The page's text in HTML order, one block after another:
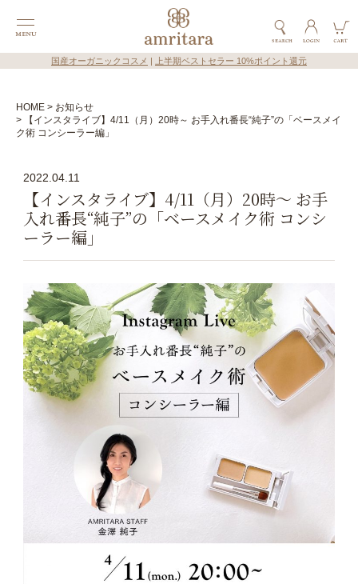
国産オーガニックコスメ 上半期ベストセラー 10%ポイント還元
HOME
お知らせ
【インスタライブ】4/11（月）20時～ お手入れ番長“純子”の「ベースメイ
ク術 コンシーラー編」
2022.04.11
【インスタライブ】4/11（月）20時～ お手
入れ番長“純子”の「ベースメイク術 コンシ
ーラー編」